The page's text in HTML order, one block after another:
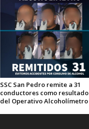
SSC San Pedro remite a 31
conductores como resultado
del Operativo Alcoholímetro